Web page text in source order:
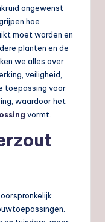
ongewenst
hoe
moet worden en
planten en de
we alles over
veiligheid,
toepassing voor
waardoor het
vormt.